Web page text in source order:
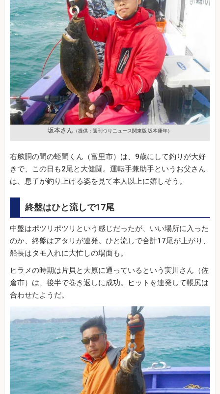
坂本さん （提供：週刊つりニュース関東版 坂本康年）
右舷胴の間の蛭間くん（富里市）は、9歳にして釣りが大好
きで、この日も2尾と大健闘。運転手兼助手というお父さん
は、息子が釣り上げる姿を見て本人以上に嬉しそう。
終盤はひと流しで17尾
中盤はポツリポツリという感じだったが、いい場所に入った
のか、終盤はアタリが連発。ひと流しで合計17尾が上がり、
船長はタモ入れに大忙しの場面も。
ヒラメの時期は片貝と大原に通っているという実川さん（佐
倉市）は、後半で巻き返しに成功。ヒットを連発して帳尻は
合わせたようだ。